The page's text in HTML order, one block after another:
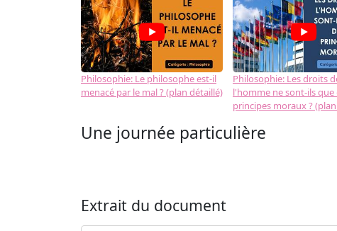
Philosophie: Le philosophe est-il
menacé par le mal ? (plan détaillé)
Philosophie: Les droits
l'homme ne sont-ils que
principes moraux ?
Une journée particulière
Extrait du document